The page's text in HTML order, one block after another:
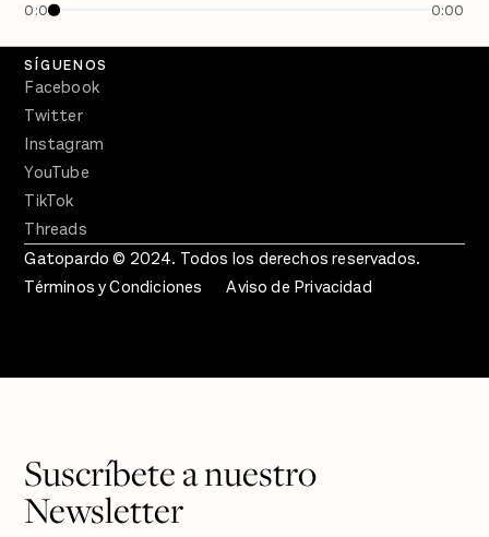
0:00 0:00
Crecer en Distopía
SÍGUENOS
Facebook
Twitter
Instagram
YouTube
TikTok
Threads
Gatopardo © 2024. Todos los derechos reservados.
Términos y Condiciones
Aviso de Privacidad
Suscríbete a nuestro
Newsletter